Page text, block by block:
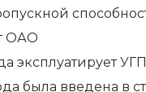
ОАО
эксплуатирует
была введена в